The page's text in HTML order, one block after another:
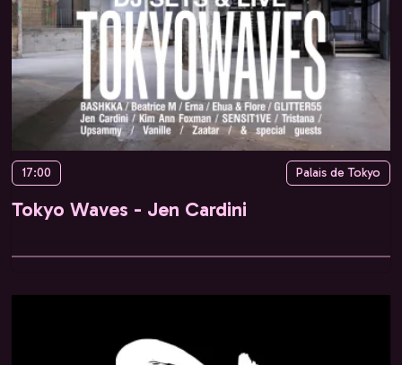
17:00 Palais de Tokyo
Tokyo Waves - Jen Cardini